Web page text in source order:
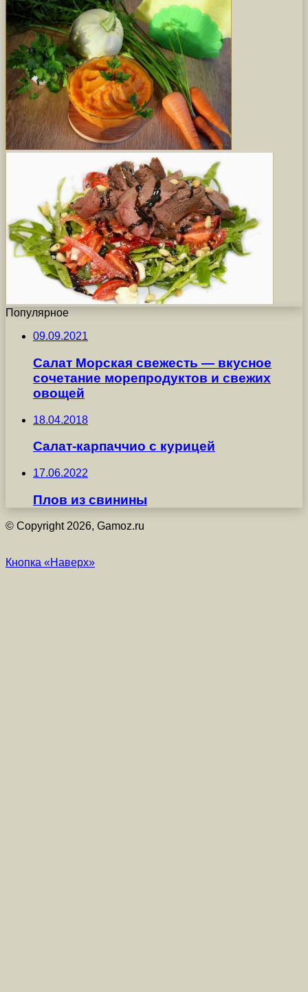
Популярное
09.09.2021
Салат Морская свежесть — вкусное
сочетание морепродуктов и свежих
овощей
18.04.2018
Салат-карпаччио с курицей
17.06.2022
Плов из свинины
© Copyright 2026, Gamoz.ru
Кнопка «Наверх»